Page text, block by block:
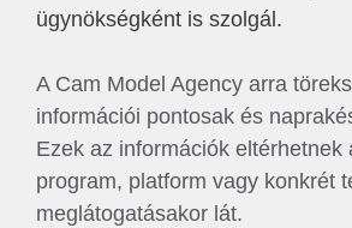
ügynökségként is szolgál.
A Cam Model Agency arra
információi pontosak és
Ezek az információk eltérhetnek
program, platform vagy konkrét
meglátogatásakor lát.